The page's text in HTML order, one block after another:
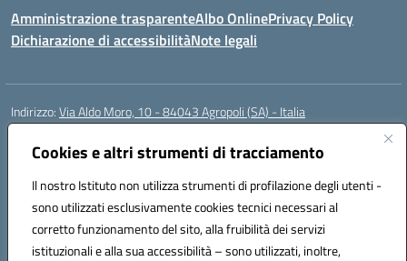
Cookies e altri strumenti di tracciamento
Il nostro Istituto non utilizza strumenti di profilazione degli utenti -
sono utilizzati esclusivamente cookies tecnici necessari al
corretto funzionamento del sito, alla fruibilità dei servizi
istituzionali e alla sua accessibilità – sono utilizzati, inoltre,
Amministrazione trasparenteAlbo OnlinePrivacy Policy
Dichiarazione di accessibilitàNote legali
Indirizzo:Via Aldo Moro, 10 - 84043 Agropoli (SA) - Italia
Centralino:
Posta elettronica certificata (PEC):saic8at00d@pec.istruzione.it
Codice fiscale: 90009620650
Codice meccanografico:SAIC8AT00D
Codice Indice delle Pubbliche Amministrazioni (IPA): istsc_saic8at00d
Codice unico di fatturazione (CUF): UF1K7E